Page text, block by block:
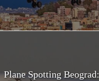
Plane Spotting Beograd: